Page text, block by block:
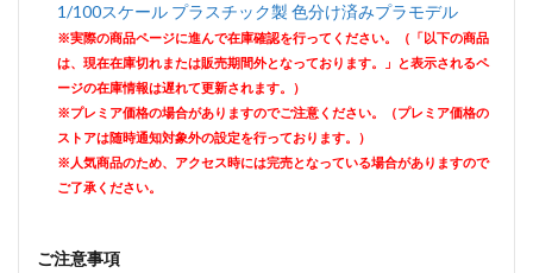
1/100スケール プラスチック製 色分け済みプラモデル
※実際の商品ページに進んで在庫確認を行ってください。（「以下の商品
は、現在在庫切れまたは販売期間外となっております。」と表示されるペ
ージの在庫情報は遅れて更新されます。）
※プレミア価格の場合がありますのでご注意ください。（プレミア価格の
ストアは随時通知対象外の設定を行っております。）
※人気商品のため、アクセス時には完売となっている場合がありますので
ご了承ください。
ご注意事項